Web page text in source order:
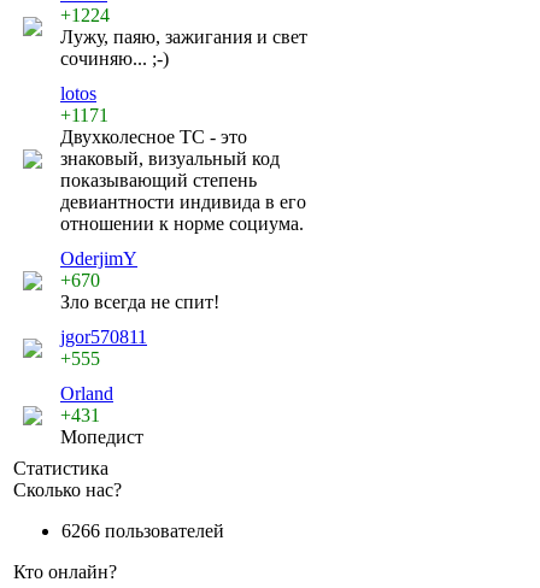
+1224
Лужу, паяю, зажигания и свет
сочиняю... ;-)
lotos
+1171
Двухколесное ТС - это
знаковый, визуальный код
показывающий степень
девиантности индивида в его
отношении к норме социума.
OderjimY
+670
Зло всегда не спит!
jgor570811
+555
Orland
+431
Мопедист
Статистика
Сколько нас?
6266 пользователей
Кто онлайн?